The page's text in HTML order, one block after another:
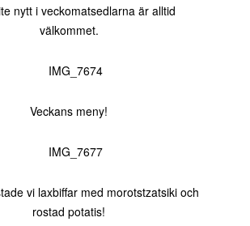
nytt i veckomatsedlarna är alltid
välkommet.
Veckans meny!
vi laxbiffar med morotstzatsiki och
rostad potatis!